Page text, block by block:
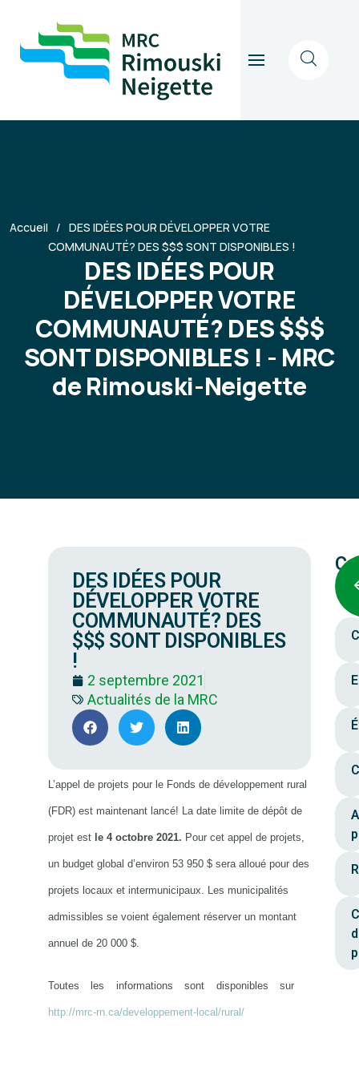
Accueil
DES IDÉES POUR DÉVELOPPER VOTRE
COMMUNAUTÉ? DES $$$ SONT DISPONIBLES !
DES IDÉES POUR
DÉVELOPPER VOTRE
COMMUNAUTÉ? DES $$$
SONT DISPONIBLES ! - MRC
de Rimouski-Neigette
DES IDÉES POUR
DÉVELOPPER VOTRE
COMMUNAUTÉ? DES
$$$ SONT DISPONIBLES
!
2 septembre 2021
Actualités de la MRC
L’appel de projets pour le Fonds de développement rural
(FDR) est maintenant lancé! La date limite de dépôt de
projet est le 4 octobre 2021. Pour cet appel de projets,
un budget global d’environ 53 950 $ sera alloué pour des
projets locaux et intermunicipaux. Les municipalités
admissibles se voient également réserver un montant
annuel de 20 000 $.
Toutes les informations sont disponibles sur
http://mrc-rn.ca/developpement-local/rural/